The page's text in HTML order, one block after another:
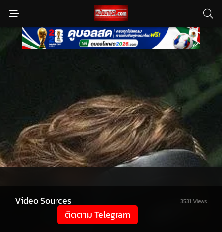
Video Sources 3531 Views
ติดตาม Telegram